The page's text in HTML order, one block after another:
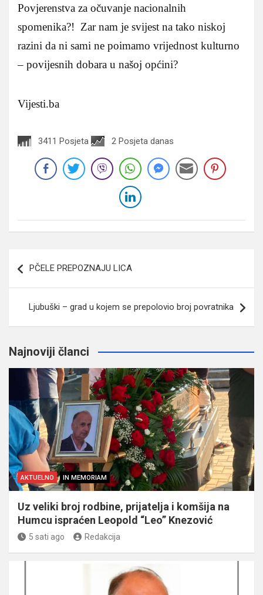
Povjerenstva za očuvanje nacionalnih
spomenika?! Zar nam je svijest na tako niskoj
razini da ni sami ne poimamo vrijednost kulturno
– povijesnih dobara u našoj općini?
Vijesti.ba
3411 Posjeta 2 Posjeta danas
članaka
PČELE PREPOZNAJU LICA
Ljubuški – grad u kojem se prepolovio broj povratnika
Najnoviji članci
AKTUELNO IN MEMORIAM
Uz veliki broj rodbine, prijatelja i komšija na
Humcu ispraćen Leopold “Leo” Knezović
5 sati ago Redakcija